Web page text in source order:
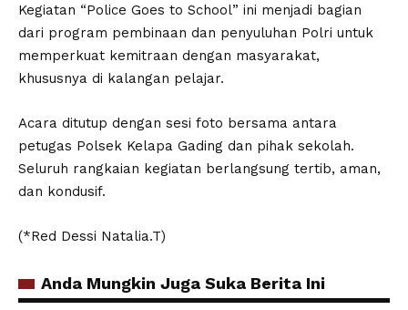
Kegiatan “Police Goes to School” ini menjadi bagian
dari program pembinaan dan penyuluhan Polri untuk
memperkuat kemitraan dengan masyarakat,
khususnya di kalangan pelajar.
Acara ditutup dengan sesi foto bersama antara
petugas Polsek Kelapa Gading dan pihak sekolah.
Seluruh rangkaian kegiatan berlangsung tertib, aman,
dan kondusif.
(*Red Dessi Natalia.T)
Anda Mungkin Juga Suka Berita Ini